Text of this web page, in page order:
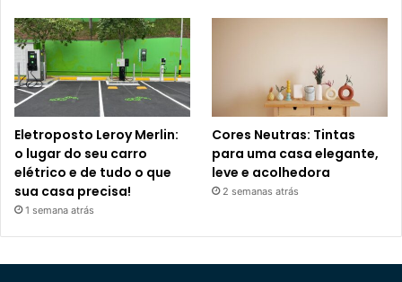
Eletroposto Leroy Merlin:
o lugar do seu carro
elétrico e de tudo o que
sua casa precisa!
1 semana atrás
Cores Neutras: Tintas
para uma casa elegante,
leve e acolhedora
2 semanas atrás